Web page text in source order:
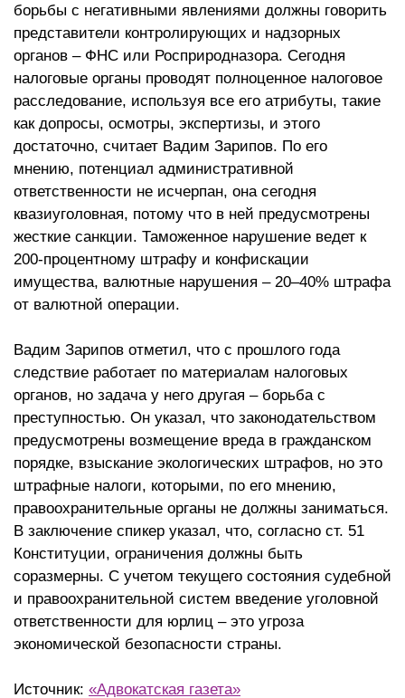
борьбы с негативными явлениями должны говорить
представители контролирующих и надзорных
органов – ФНС или Росприродназора. Сегодня
налоговые органы проводят полноценное налоговое
расследование, используя все его атрибуты, такие
как допросы, осмотры, экспертизы, и этого
достаточно, считает Вадим Зарипов. По его
мнению, потенциал административной
ответственности не исчерпан, она сегодня
квазиуголовная, потому что в ней предусмотрены
жесткие санкции. Таможенное нарушение ведет к
200-процентному штрафу и конфискации
имущества, валютные нарушения – 20–40% штрафа
от валютной операции.
Вадим Зарипов отметил, что с прошлого года
следствие работает по материалам налоговых
органов, но задача у него другая – борьба с
преступностью. Он указал, что законодательством
предусмотрены возмещение вреда в гражданском
порядке, взыскание экологических штрафов, но это
штрафные налоги, которыми, по его мнению,
правоохранительные органы не должны заниматься.
В заключение спикер указал, что, согласно ст. 51
Конституции, ограничения должны быть
соразмерны. С учетом текущего состояния судебной
и правоохранительной систем введение уголовной
ответственности для юрлиц – это угроза
экономической безопасности страны.
Источник: «Адвокатская газета»